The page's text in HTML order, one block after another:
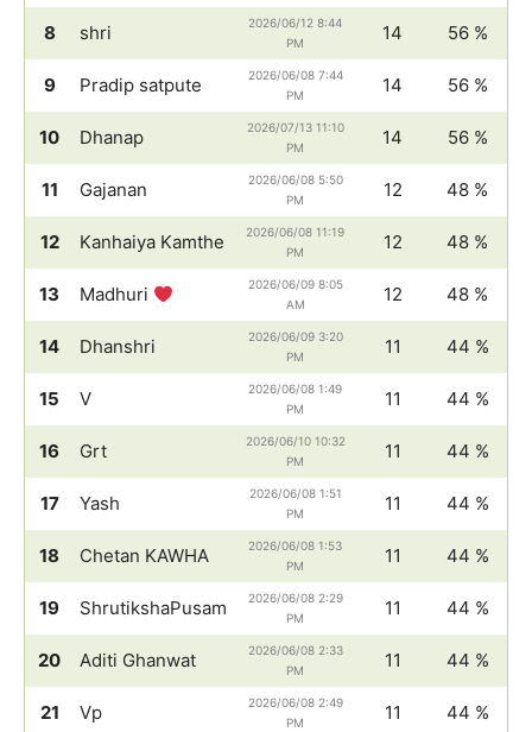
8 shri
2026/06/12 8:44
PM
14 56 %
9 Pradip satpute
2026/06/08 7:44
PM
14 56 %
10 Dhanap
2026/07/13 11:10
PM
14 56 %
11 Gajanan
2026/06/08 5:50
PM
12 48 %
12 Kanhaiya Kamthe
2026/06/08 11:19
PM
12 48 %
13 Madhuri
2026/06/09 8:05
AM
12 48 %
14 Dhanshri
2026/06/09 3:20
PM
11 44 %
15 V
2026/06/08 1:49
PM
11 44 %
16 Grt
2026/06/10 10:32
PM
11 44 %
17 Yash
2026/06/08 1:51
PM
11 44 %
18 Chetan KAWHA
2026/06/08 1:53
PM
11 44 %
19 ShrutikshaPusam
2026/06/08 2:29
PM
11 44 %
20 Aditi Ghanwat
2026/06/08 2:33
PM
11 44 %
21 Vp
2026/06/08 2:49
PM
11 44 %